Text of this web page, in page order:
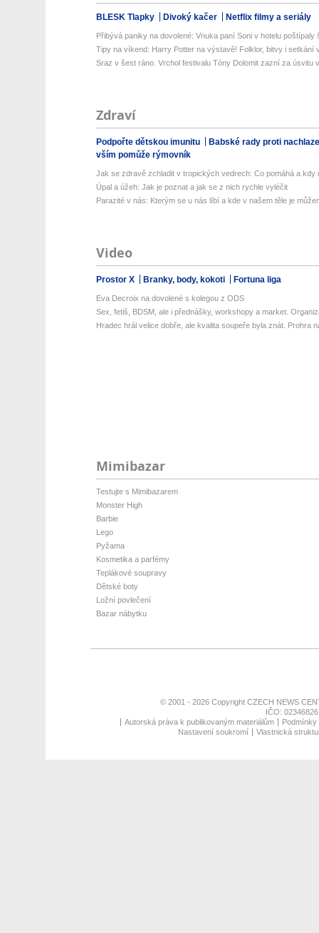
BLESK Tlapky Divoký kačer Netflix filmy a seriály
Přibývá paniky na dovolené: Vnuka paní Soni v hotelu poštípaly
Tipy na víkend: Harry Potter na výstavě! Folklor, bitvy i setkání
Sraz v šest ráno. Vrchol festivalu Tóny Dolomit zazní za úsvitu
Zdraví
Podpořte dětskou imunitu
Babské rady proti
vším pomůže rýmovník
Jak se zdravě zchladit v tropických vedrech: Co pomáhá a kdy
Úpal a úžeh: Jak je poznat a jak se z nich rychle vyléčit
Parazité v nás: Kterým se u nás líbí a kde v našem těle je
Video
Prostor X Branky, body, kokoti Fortuna liga
Eva Decroix na dovolené s kolegou z ODS
Sex, fetiš, BDSM, ale i přednášky, workshopy a market.
Hradec hrál velice dobře, ale kvalita soupeře byla znát. Prohra
Mimibazar
Testujte s Mimibazarem
Monster High
Barbie
Lego
Pyžama
Kosmetika a parfémy
Teplákové soupravy
Dětské boty
Ložní povlečení
Bazar nábytku
© 2001 - 2026 Copyright CZECH NEWS
IČO:
Autorská práva k publikovaným materiálům
Nastavení soukromí
Vlastnická